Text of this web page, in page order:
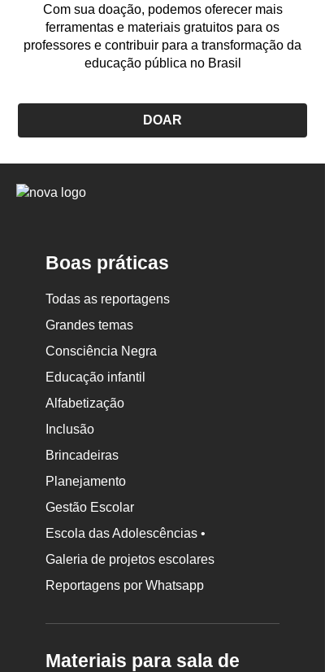
Com sua doação, podemos oferecer mais
ferramentas e materiais gratuitos para os
professores e contribuir para a transformação da
educação pública no Brasil
DOAR
Logo
Boas práticas
Todas as reportagens
Grandes temas
Consciência Negra
Educação infantil
Alfabetização
Inclusão
Brincadeiras
Planejamento
Gestão Escolar
Escola das Adolescências •
Galeria de projetos escolares
Reportagens por Whatsapp
Materiais para sala de